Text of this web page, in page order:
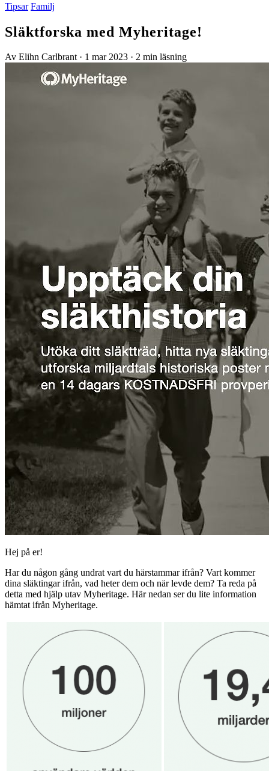
Tipsar Familj
Släktforska med Myheritage!
Av Elihn Carlbrant · 1 mar 2023 · 2 min läsning
Hej på er!
Har du någon gång undrat vart du härstammar ifrån? Vart kommer
dina släktingar ifrån, vad heter dem och när levde dem? Ta reda på
detta med hjälp utav Myheritage. Här nedan ser du lite information
hämtat ifrån Myheritage.